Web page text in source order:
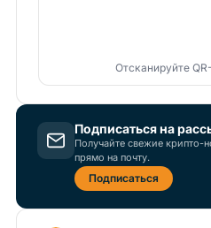
Отсканируйте
Подписаться на
Получайте свежие крипто-
прямо на почту.
Подписаться